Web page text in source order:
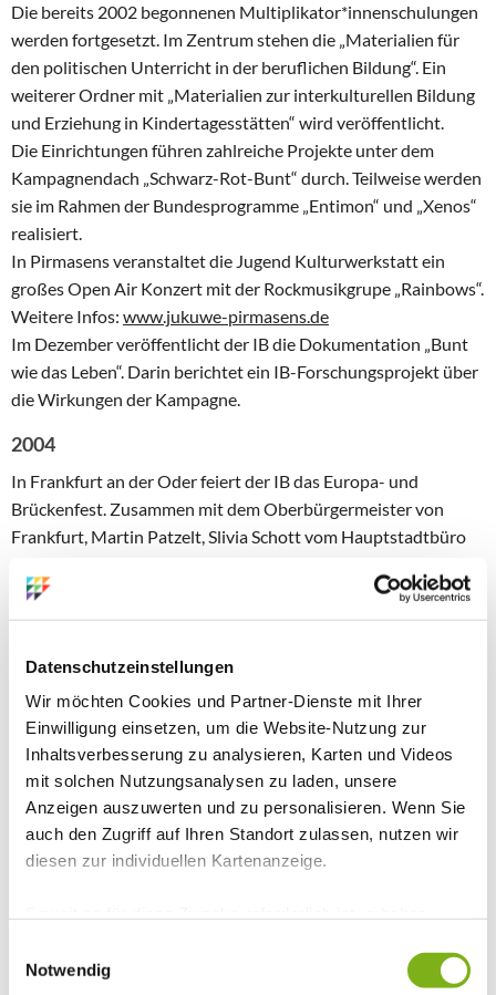
Datenschutzeinstellungen
Wir möchten Cookies und Partner-Dienste mit Ihrer
Einwilligung einsetzen, um die Website-Nutzung zur
Inhaltsverbesserung zu analysieren, Karten und Videos
mit solchen Nutzungsanalysen zu laden, unsere
Anzeigen auszuwerten und zu personalisieren. Wenn Sie
auch den Zugriff auf Ihren Standort zulassen, nutzen wir
diesen zur individuellen Kartenanzeige.
verarbeiten diese zusammen mit Daten von anderen
Notwendig
Die bereits 2002 begonnenen Multiplikator*innenschulungen
werden fortgesetzt. Im Zentrum stehen die „Materialien für
den politischen Unterricht in der beruflichen Bildung“. Ein
weiterer Ordner mit „Materialien zur interkulturellen Bildung
und Erziehung in Kindertagesstätten“ wird veröffentlicht.
Die Einrichtungen führen zahlreiche Projekte unter dem
Kampagnendach „Schwarz-Rot-Bunt“ durch. Teilweise werden
sie im Rahmen der Bundesprogramme „Entimon“ und „Xenos“
realisiert.
In Pirmasens veranstaltet die Jugend Kulturwerkstatt ein
großes Open Air Konzert mit der Rockmusikgrupe „Rainbows“.
Weitere Infos: www.jukuwe-pirmasens.de
Im Dezember veröffentlicht der IB die Dokumentation „Bunt
wie das Leben“. Darin berichtet ein IB-Forschungsprojekt über
die Wirkungen der Kampagne.
2004
In Frankfurt an der Oder feiert der IB das Europa- und
Brückenfest. Zusammen mit dem Oberbürgermeister von
Frankfurt, Martin Patzelt, Slivia Schott vom Hauptstadtbüro
Lopusiewicz, feiern die Region mit über 2.500 Bürger*innen ein
grenzüberschreitendes Fest. Das deutsch-polnische
gipfelt am Abend in das Konzert von Frank Schöbel, einem der
bekanntesten Schlagersänger im Osten. Marktstände
zahlreicher IB-Einrichtungen präsentieren ihre Angebote und
werben für “Schwarz-Rot-Bunt”. Eine Radtour rund um Oder
und Neiße mit 40 deutschen, tchechischen und polnischen
Jugendlichen endet nach 375 Kilometern und sechs Tagen am
Brückenfest.
2005
Die Kampagne „Schwarz-Rot-Bunt“ findet zunehmend
Eingang in die Regelarbeit mit Themen wie: Partizipation und